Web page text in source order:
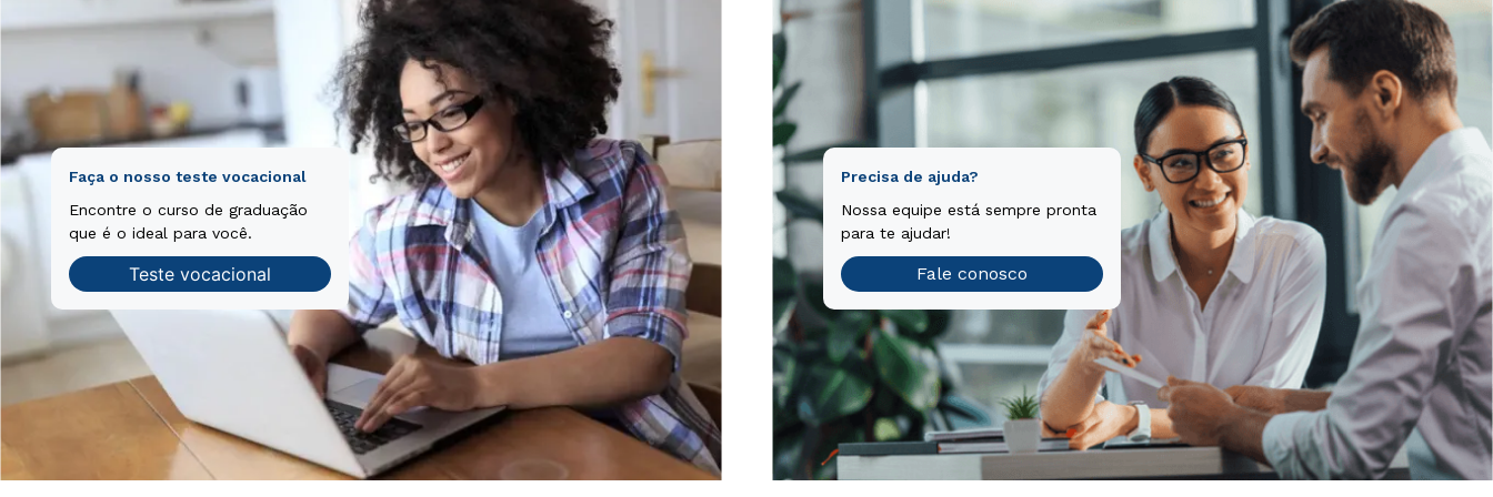
Faça o nosso teste vocacional
Encontre o curso de graduação
que é o ideal para você.
Teste vocacional
Precisa de ajuda?
Nossa equipe está sempre pronta
para te ajudar!
Fale conosco